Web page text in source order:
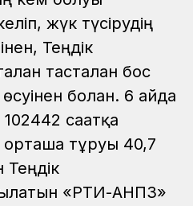
жүк түсірудің
Теңдік
тасталған бос
болған. 6 айда
сағатқа
орташа тұруы 40,7
Теңдік
«РТИ-АНПЗ»